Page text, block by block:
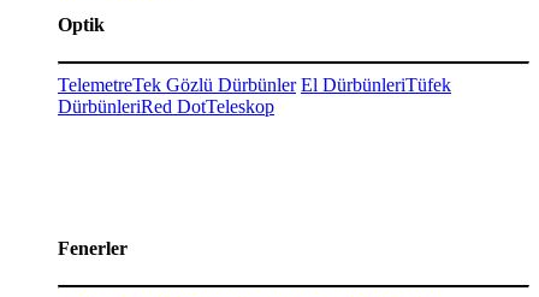
Optik
TelemetreTek Gözlü Dürbünler El DürbünleriTüfek
DürbünleriRed DotTeleskop
Fenerler